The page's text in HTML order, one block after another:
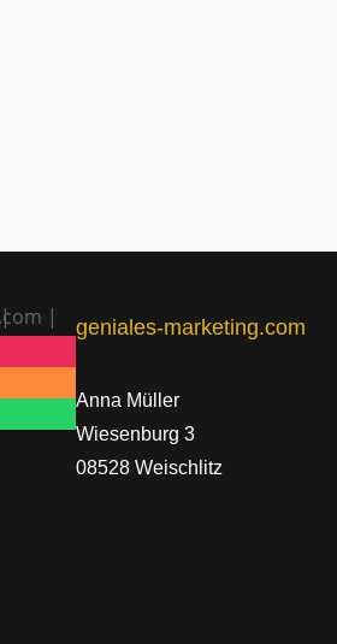
geniales-marketing.com
Anna Müller
Wiesenburg 3
08528 Weischlitz